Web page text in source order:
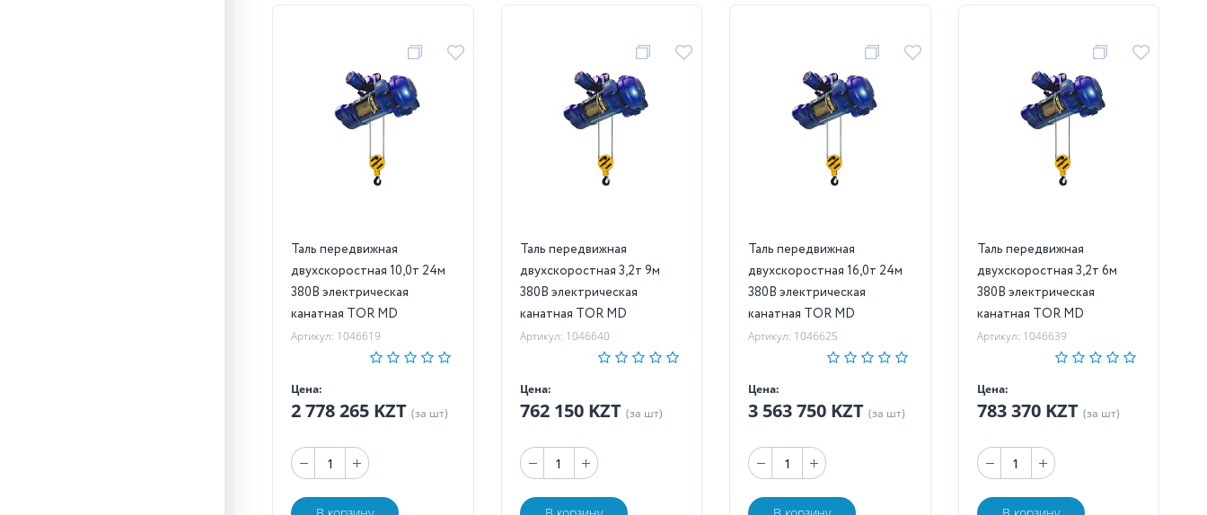
Таль передвижная
двухскоростная 10,0т 24м
380В электрическая
канатная TOR MD
Артикул: 1046619
Цена:
2 778 265 KZT (за шт)
Таль передвижная
двухскоростная 3,2т 9м
380В электрическая
канатная TOR MD
Артикул: 1046640
Цена:
762 150 KZT (за шт)
Таль передвижная
двухскоростная 16,0т 24м
380В электрическая
канатная TOR MD
Артикул: 1046625
Цена:
3 563 750 KZT (за шт)
Таль передвижная
двухскоростная 3,2т 6м
380В электрическая
канатная TOR MD
Артикул: 1046639
Цена:
783 370 KZT (за шт)